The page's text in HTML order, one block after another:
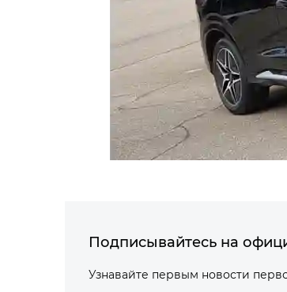
Подписывайтесь на
Узнавайте первым новости